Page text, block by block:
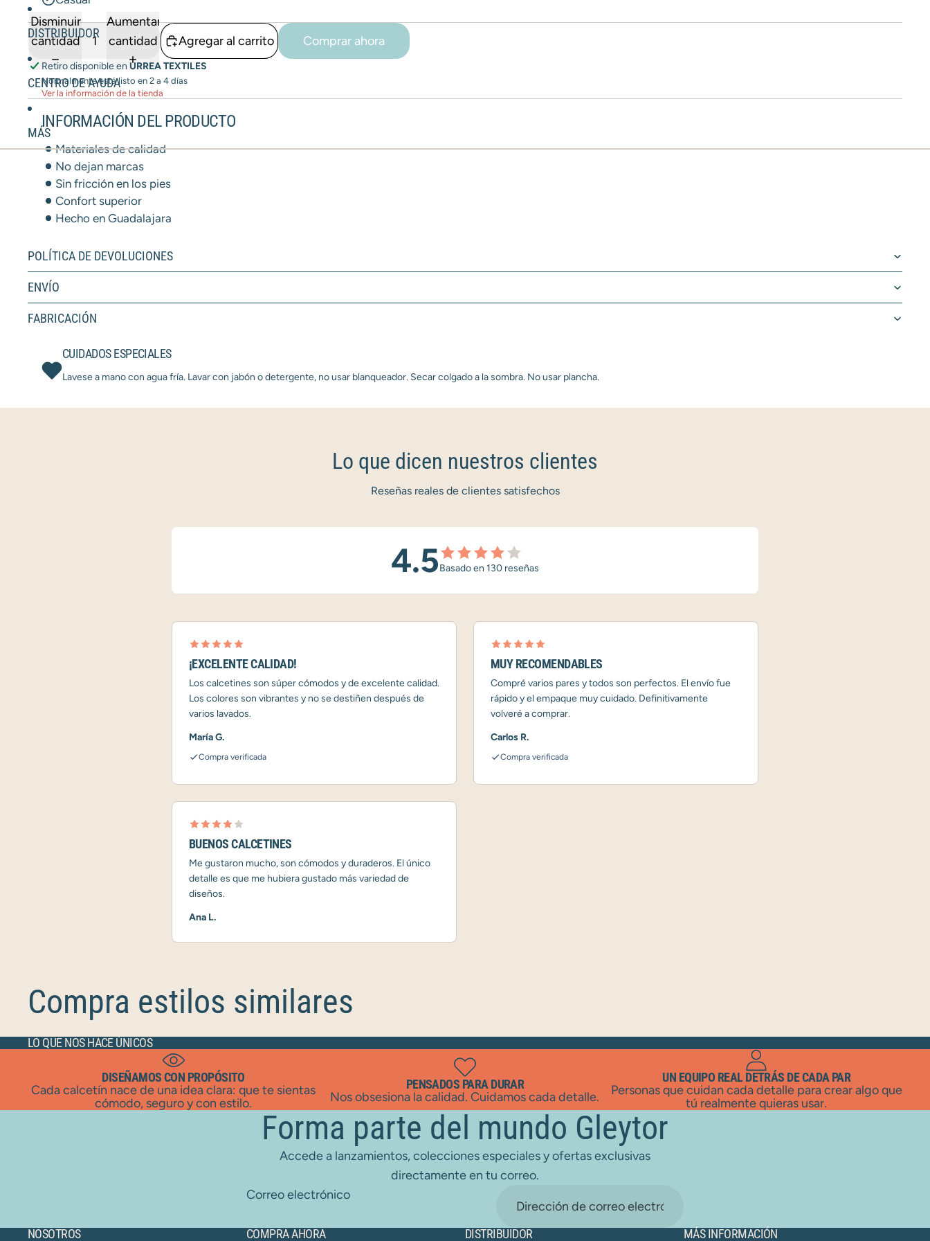
DISTRIBUIDOR
CENTRO DE AYUDA
MÁS
Disminuir
cantidad
Aumentar
cantidad
Agregar al carrito Comprar ahora
Retiro disponible en URREA TEXTILES
Normalmente está listo en 2 a 4 días
Ver la información de la tienda
INFORMACIÓN DEL PRODUCTO
Materiales de calidad
No dejan marcas
Sin fricción en los pies
Confort superior
Hecho en Guadalajara
POLÍTICA DE DEVOLUCIONES
ENVÍO
FABRICACIÓN
CUIDADOS ESPECIALES
Lavese a mano con agua fría. Lavar con jabón o detergente, no usar blanqueador. Secar colgado a la sombra. No usar plancha.
Lo que dicen nuestros clientes
Reseñas reales de clientes satisfechos
4.5Basado en 130 reseñas
¡EXCELENTE CALIDAD!
Los calcetines son súper cómodos y de excelente calidad.
Los colores son vibrantes y no se destiñen después de
varios lavados.
María G.
Compra verificada
MUY RECOMENDABLES
Compré varios pares y todos son perfectos. El envío fue
rápido y el empaque muy cuidado. Definitivamente
volveré a comprar.
Carlos R.
Compra verificada
BUENOS CALCETINES
Me gustaron mucho, son cómodos y duraderos. El único
detalle es que me hubiera gustado más variedad de
diseños.
Ana L.
Compra estilos similares
LO QUE NOS HACE ÚNICOS
DISEÑAMOS CON PROPÓSITO
Cada calcetín nace de una idea clara: que te sientas
cómodo, seguro y con estilo.
PENSADOS PARA DURAR
Nos obsesiona la calidad. Cuidamos cada detalle.
UN EQUIPO REAL DETRÁS DE CADA PAR
Personas que cuidan cada detalle para crear algo que
tú realmente quieras usar.
Forma parte del mundo Gleytor
Accede a lanzamientos, colecciones especiales y ofertas exclusivas
directamente en tu correo.
Correo electrónico
NOSOTROS COMPRA AHORA DISTRIBUIDOR MÁS INFORMACIÓN